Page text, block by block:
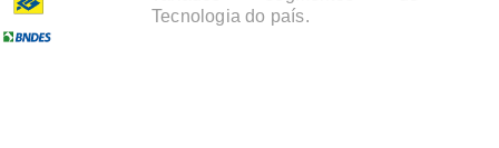
Tecnologia do país.